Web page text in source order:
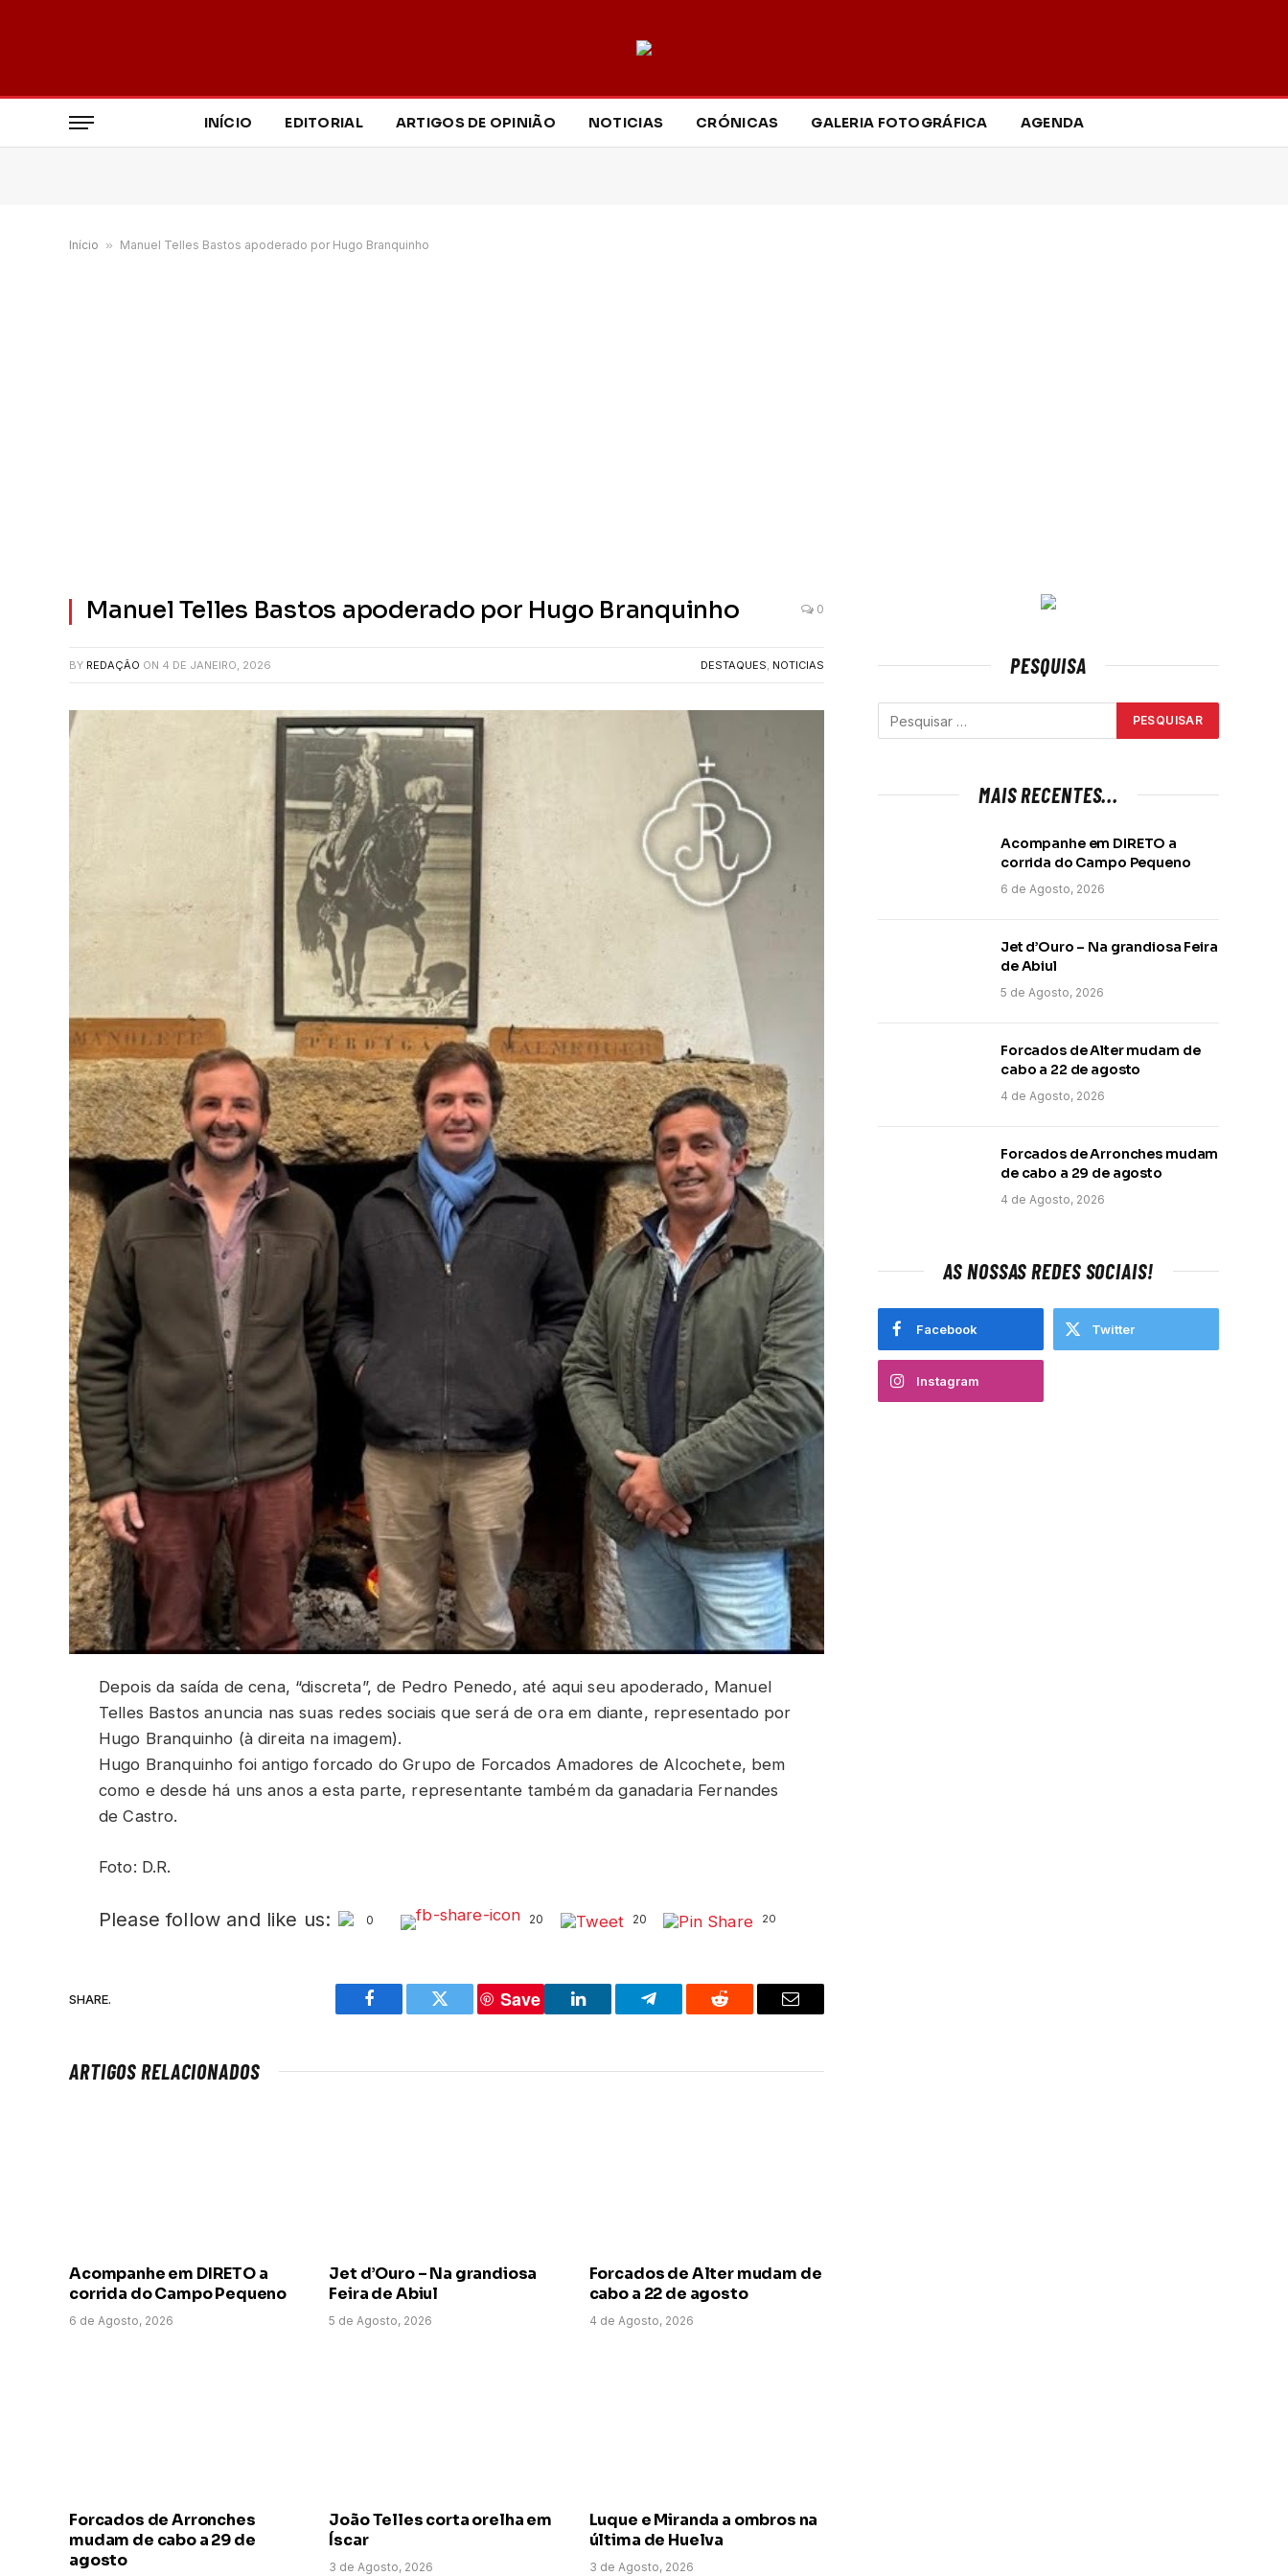
INÍCIO EDITORIAL ARTIGOS DE OPINIÃO NOTICIAS CRÓNICAS GALERIA FOTOGRÁFICA AGENDA
Início » Manuel Telles Bastos apoderado por Hugo Branquinho
Manuel Telles Bastos apoderado por Hugo Branquinho 0
BY REDAÇÃO ON 4 DE JANEIRO, 2026 DESTAQUES, NOTICIAS
Depois da saída de cena, “discreta”, de Pedro Penedo, até aqui seu apoderado, Manuel
Telles Bastos anuncia nas suas redes sociais que será de ora em diante, representado por
Hugo Branquinho (à direita na imagem).
Hugo Branquinho foi antigo forcado do Grupo de Forcados Amadores de Alcochete, bem
como e desde há uns anos a esta parte, representante também da ganadaria Fernandes
de Castro.
Foto: D.R.
Please follow and like us: 0 20 20 20
SHARE.
Facebook Twitter
Save
LinkedIn Telegram Reddit Email
ARTIGOS RELACIONADOS
Acompanhe em DIRETO a
corrida do Campo Pequeno
6 de Agosto, 2026
Jet d’Ouro – Na grandiosa
Feira de Abiul
5 de Agosto, 2026
Forcados de Alter mudam de
cabo a 22 de agosto
4 de Agosto, 2026
Forcados de Arronches
mudam de cabo a 29 de
agosto
João Telles corta orelha em
Íscar
3 de Agosto, 2026
Luque e Miranda a ombros na
última de Huelva
3 de Agosto, 2026
PESQUISA
MAIS RECENTES...
Acompanhe em DIRETO a
corrida do Campo Pequeno
6 de Agosto, 2026
Jet d’Ouro – Na grandiosa Feira
de Abiul
5 de Agosto, 2026
Forcados de Alter mudam de
cabo a 22 de agosto
4 de Agosto, 2026
Forcados de Arronches mudam
de cabo a 29 de agosto
4 de Agosto, 2026
AS NOSSAS REDES SOCIAIS!
Facebook Twitter
Instagram